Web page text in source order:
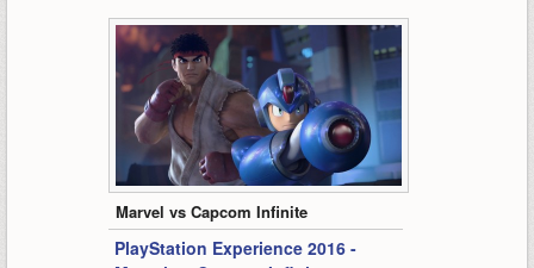
1:37
Marvel vs Capcom Infinite
PlayStation Experience 2016 -